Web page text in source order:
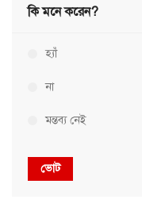
কি মনে করেন?
হ্যাঁ
না
মন্তব্য নেই
ভোট